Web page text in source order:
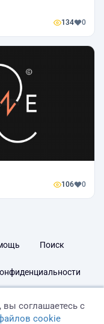
134 0
106 0
Поиск
соглашаетесь с
cookie